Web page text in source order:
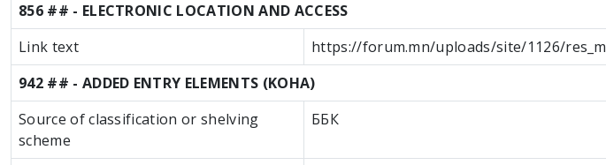
856 ## - ELECTRONIC LOCATION AND ACCESS
Link text
https://forum.mn/uploads/site/1126/
942 ## - ADDED ENTRY ELEMENTS (KOHA)
Source of classification or shelving
scheme
ББК